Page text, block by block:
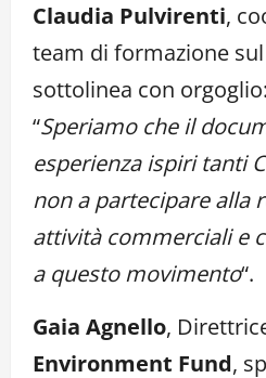
Claudia Pulvirenti,
team di formazione
sottolinea con orgoglio:
“Speriamo che il
esperienza ispiri tanti
non a partecipare alla
attività commerciali e
a questo movimento“.
Gaia Agnello,
Environment Fund,